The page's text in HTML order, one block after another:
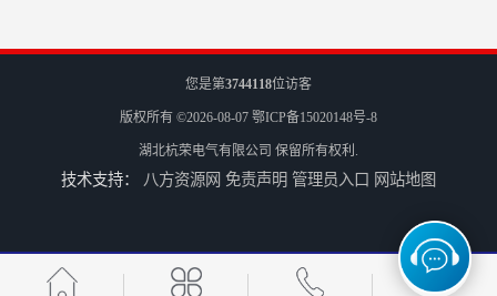
HQLC-E780XS‌建材行业防爆流槽堵塞开关 提升生产效率‌
您是第3744118位访客
版权所有 ©2026-08-07 鄂ICP备15020148号-8
湖北杭荣电气有限公司 保留所有权利.
技术支持： 八方资源网 免责声明 管理员入口 网站地图